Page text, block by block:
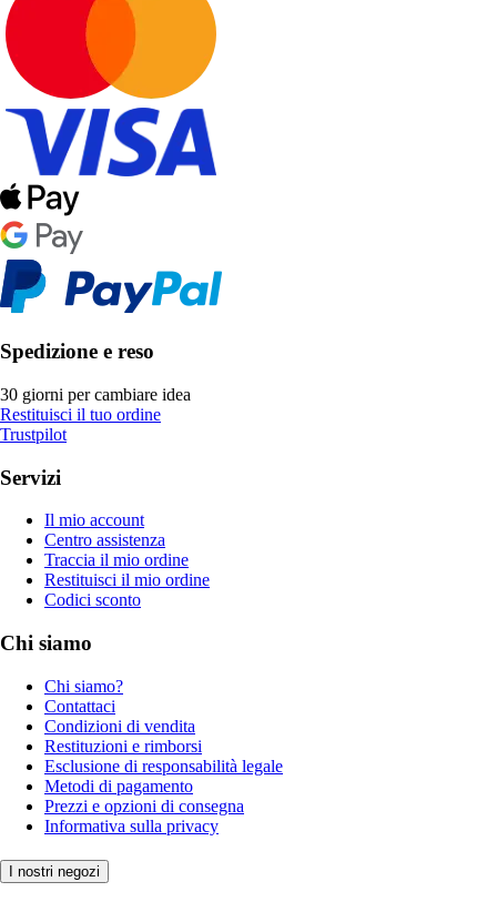
Spedizione e reso
30 giorni per cambiare idea
Restituisci il tuo ordine
Trustpilot
Servizi
Il mio account
Centro assistenza
Traccia il mio ordine
Restituisci il mio ordine
Codici sconto
Chi siamo
Chi siamo?
Contattaci
Condizioni di vendita
Restituzioni e rimborsi
Esclusione di responsabilità legale
Metodi di pagamento
Prezzi e opzioni di consegna
Informativa sulla privacy
I nostri negozi